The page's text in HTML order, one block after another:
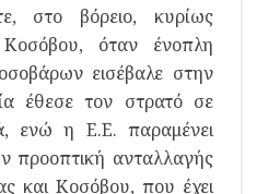
στο βόρειο, κυρίως
όταν ένοπλη
εισέβαλε στην
έθεσε τον στρατό σε
ενώ η Ε.Ε. παραμένει
προοπτική ανταλλαγής
και Κοσόβου, που έχει